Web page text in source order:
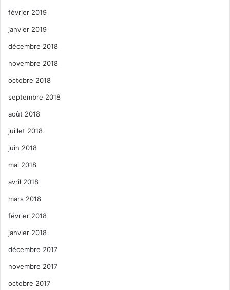
février 2019
janvier 2019
décembre 2018
novembre 2018
octobre 2018
septembre 2018
août 2018
juillet 2018
juin 2018
mai 2018
avril 2018
mars 2018
février 2018
janvier 2018
décembre 2017
novembre 2017
octobre 2017